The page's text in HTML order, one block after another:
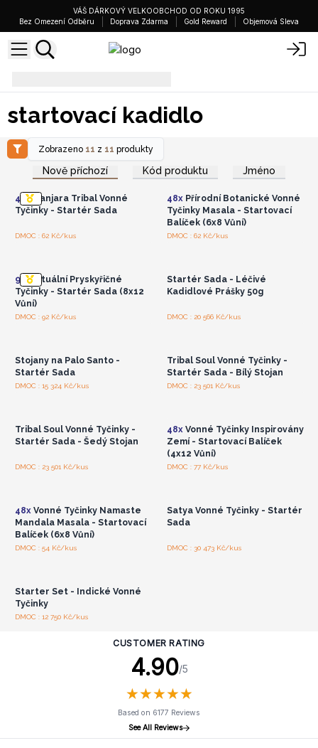
VÁŠ DÁRKOVÝ VELKOOBCHOD OD ROKU 1995
Bez Omezení Odběru
Doprava Zdarma Gold Reward Objemová Sleva
startovací kadidlo
Zobrazeno 11 z 11 produkty
Nově příchozí Kód produktu Jméno
Přihlaste se nebo se
zaregistrujte pro
velkoobchodní ceny
48xBanjara Tribal Vonné
Tyčinky - Startér Sada
DMOC : 62 Kč/kus
zaregistrujte pro
velkoobchodní ceny
48xPřírodní Botanické Vonné
Tyčinky Masala - Startovací
Balíček (6x8 Vůní)
DMOC : 62 Kč/kus
Přihlaste se nebo se
96xRituální Pryskyřičné
Tyčinky - Startér Sada (8x12
Vůní)
DMOC : 92 Kč/kus
Přihlaste se nebo se
Startér Sada - Léčivé
Kadidlové Prášky 50g
DMOC : 20 566 Kč/kus
Přihlaste se nebo se
Stojany na Palo Santo -
Startér Sada
DMOC : 15 324 Kč/kus
Přihlaste se nebo se
Tribal Soul Vonné Tyčinky -
Startér Sada - Bílý Stojan
DMOC : 23 501 Kč/kus
Přihlaste se nebo se
Tribal Soul Vonné Tyčinky -
Startér Sada - Šedý Stojan
DMOC : 23 501 Kč/kus
Přihlaste se nebo se
48xVonné Tyčinky Inspirovány
Zemí - Startovací Balíček
(4x12 Vůní)
DMOC : 77 Kč/kus
Přihlaste se nebo se
48xVonné Tyčinky Namaste
Mandala Masala - Startovací
Balíček (6x8 Vůní)
DMOC : 54 Kč/kus
Přihlaste se nebo se
Satya Vonné Tyčinky - Startér
Sada
DMOC : 30 473 Kč/kus
Přihlaste se nebo se
Starter Set - Indické Vonné
Tyčinky
DMOC : 12 750 Kč/kus
CUSTOMER RATING
4.90/5
★★★★★
★★★★★
Based on 6177 Reviews
See All Reviews